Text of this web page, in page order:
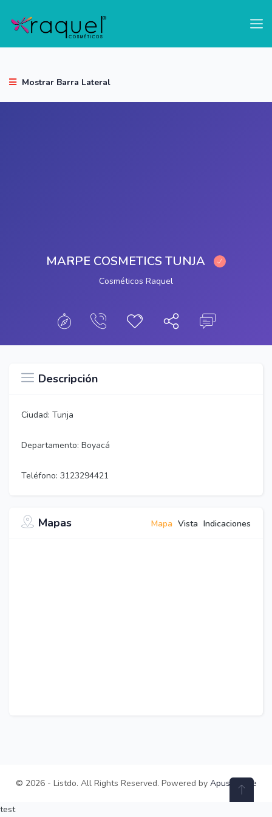
Mostrar Barra Lateral
MARPE COSMETICS TUNJA
Cosméticos Raquel
Descripción
Ciudad: Tunja
Departamento: Boyacá
Teléfono: 3123294421
Mapas Mapa Vista Indicaciones
© 2026 - Listdo. All Rights Reserved. Powered by ApusTheme
test